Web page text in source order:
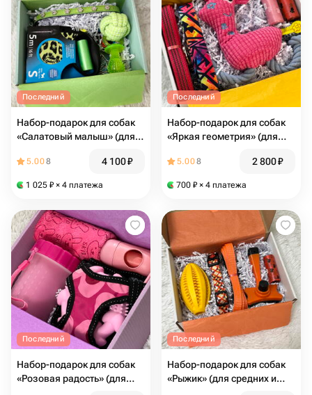
Последний
Набор-подарок для собак
«Салатовый малыш» (для
5.008 4 100₽
1 025 ₽ × 4 платежа
Последний
Набор-подарок для собак
«Яркая геометрия» (для
5.008 2 800₽
700 ₽ × 4 платежа
Последний
Набор-подарок для собак
«Розовая радость» (для
Последний
Набор-подарок для собак
«Рыжик» (для средних и